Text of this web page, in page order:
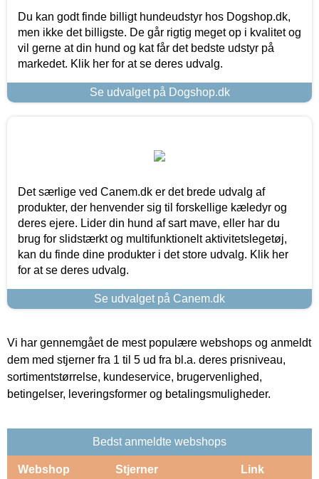
Du kan godt finde billigt hundeudstyr hos Dogshop.dk,
men ikke det billigste. De går rigtig meget op i kvalitet og
vil gerne at din hund og kat får det bedste udstyr på
markedet. Klik her for at se deres udvalg.
Se udvalget på Dogshop.dk
Det særlige ved Canem.dk er det brede udvalg af
produkter, der henvender sig til forskellige kæledyr og
deres ejere. Lider din hund af sart mave, eller har du
brug for slidstærkt og multifunktionelt aktivitetslegetøj,
kan du finde dine produkter i det store udvalg. Klik her
for at se deres udvalg.
Se udvalget på Canem.dk
Vi har gennemgået de mest populære webshops og anmeldt
dem med stjerner fra 1 til 5 ud fra bl.a. deres prisniveau,
sortimentstørrelse, kundeservice, brugervenlighed,
betingelser, leveringsformer og betalingsmuligheder.
Bedst anmeldte webshops
Webshop Stjerner Link